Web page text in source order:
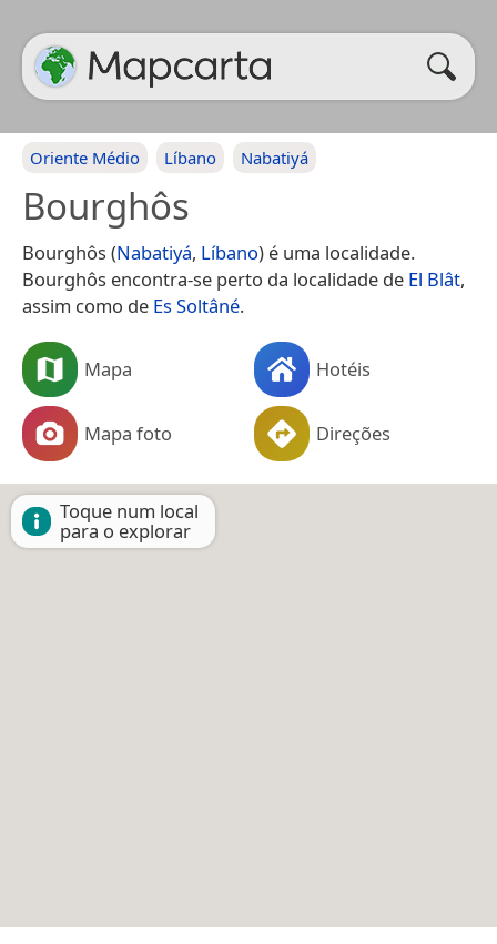
Oriente Médio Líbano Nabatiyá
Bourghôs
Bourghôs (Nabatiyá, Líbano) é uma localidade.
Bourghôs encontra-se perto da localidade de El Blât,
assim como de Es Soltâné.
Mapa Hotéis
Mapa foto Direções
Toque num local
para o explorar